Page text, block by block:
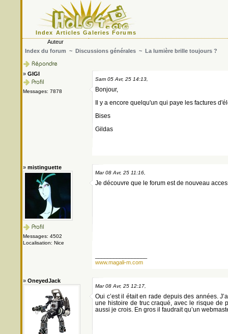
Index Articles Galeries Forums
Auteur
Index du forum ~ Discussions générales ~ La lumière brille toujours ?
» GIGI
Messages: 7878
Sam 05 Avr, 25 14:13,
Bonjour,
Il y a encore quelqu'un qui paye les factures
Bises
Gildas
» mistinguette
Messages: 4502
Localisation: Nice
Mar 08 Avr, 25 11:16,
Je découvre que le forum est de nouveau
www.magali-m.com
» OneyedJack
Mar 08 Avr, 25 12:17,
Oui c’est il était en rade depuis des années.
une histoire de truc craqué, avec le risque de
aussi je crois. En gros il faudrait qu’un